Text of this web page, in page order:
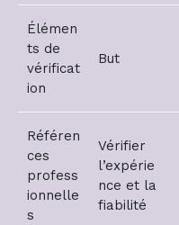
Élémen
ts de
vérificat
ion
But
Référen
ces
profess
ionnelle
s
Vérifier
l’expérie
nce et la
fiabilité